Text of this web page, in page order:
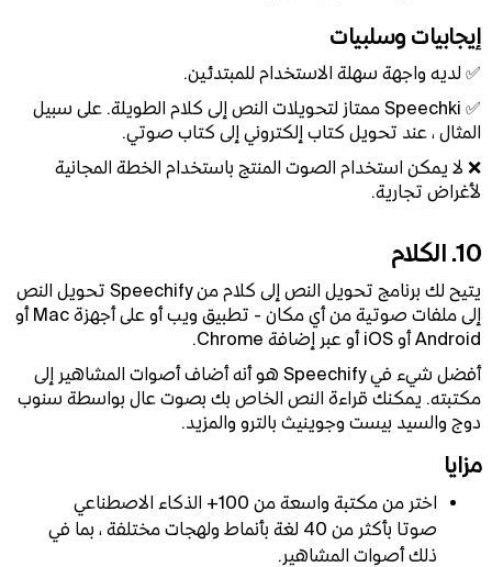
إيجابيات وسلبيات
✅ لديه واجهة سهلة الاستخدام للمبتدئين.
✅ Speechki ممتاز لتحويلات النص إلى كلام الطويلة. على سبيل
المثال ، عند تحويل كتاب إلكتروني إلى كتاب صوتي.
❌ لا يمكن استخدام الصوت المنتج باستخدام الخطة المجانية
لأغراض تجارية.
10. الكلام
يتيح لك برنامج تحويل النص إلى كلام من Speechify تحويل النص
إلى ملفات صوتية من أي مكان - تطبيق ويب أو على أجهزة Mac أو
Android أو iOS أو عبر إضافة Chrome.
أفضل شيء في Speechify هو أنه أضاف أصوات المشاهير إلى
مكتبته. يمكنك قراءة النص الخاص بك بصوت عال بواسطة سنوب
دوج والسيد بيست وجوينيث بالترو والمزيد.
مزايا
اختر من مكتبة واسعة من 100+ الذكاء الاصطناعي
صوتا بأكثر من 40 لغة بأنماط ولهجات مختلفة ، بما في
ذلك أصوات المشاهير.